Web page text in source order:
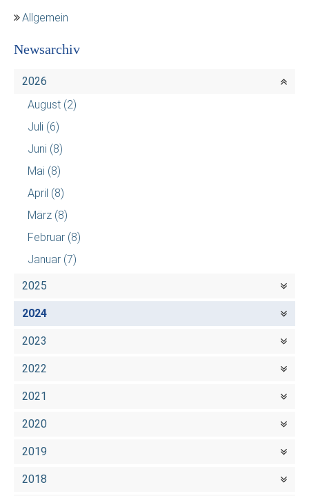
Allgemein
Newsarchiv
2026
August (2)
Juli (6)
Juni (8)
Mai (8)
April (8)
März (8)
Februar (8)
Januar (7)
2025
2024
2023
2022
2021
2020
2019
2018